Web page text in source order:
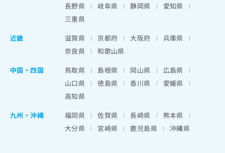
長野県
岐阜県 静岡県
愛知県
三重県
近畿
滋賀県 京都府 大阪府
兵庫県
奈良県
和歌山県
中国・四国
鳥取県 島根県 岡山県
広島県
山口県
徳島県 香川県
愛媛県
高知県
九州・沖縄
福岡県 佐賀県 長崎県
熊本県
大分県
宮崎県 鹿児島県 沖縄県